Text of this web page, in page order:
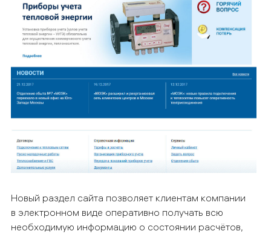
Новый раздел сайта позволяет клиентам компании
в электронном виде оперативно получать всю
необходимую информацию о состоянии расчётов,